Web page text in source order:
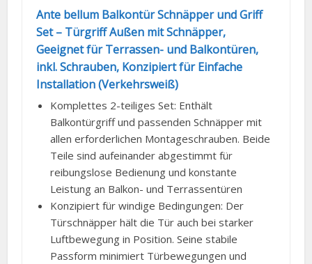
Ante bellum Balkontür Schnäpper und Griff
Set – Türgriff Außen mit Schnäpper,
Geeignet für Terrassen- und Balkontüren,
inkl. Schrauben, Konzipiert für Einfache
Installation (Verkehrsweiß)
Komplettes 2-teiliges Set: Enthält
Balkontürgriff und passenden Schnäpper mit
allen erforderlichen Montageschrauben. Beide
Teile sind aufeinander abgestimmt für
reibungslose Bedienung und konstante
Leistung an Balkon- und Terrassentüren
Konzipiert für windige Bedingungen: Der
Türschnäpper hält die Tür auch bei starker
Luftbewegung in Position. Seine stabile
Passform minimiert Türbewegungen und